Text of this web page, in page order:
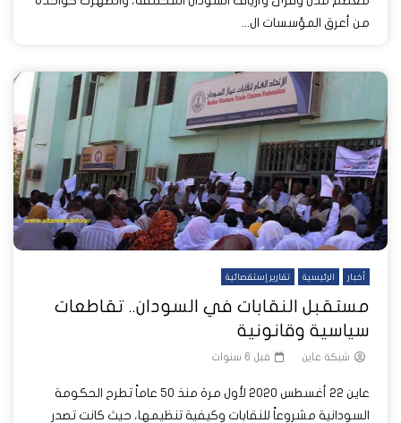
من أعرق المؤسسات ال...
أخبار الرئيسية تقارير إستقصائية
مستقبل النقابات في السودان.. تقاطعات
سياسية وقانونية
شبكة عاين قبل 6 سنوات
عاين 22 أغسطس 2020 لأول مرة منذ 50 عاماً تطرح الحكومة
السودانية مشروعاً للنقابات وكيفية تنظيمها، حيث كانت تصدر